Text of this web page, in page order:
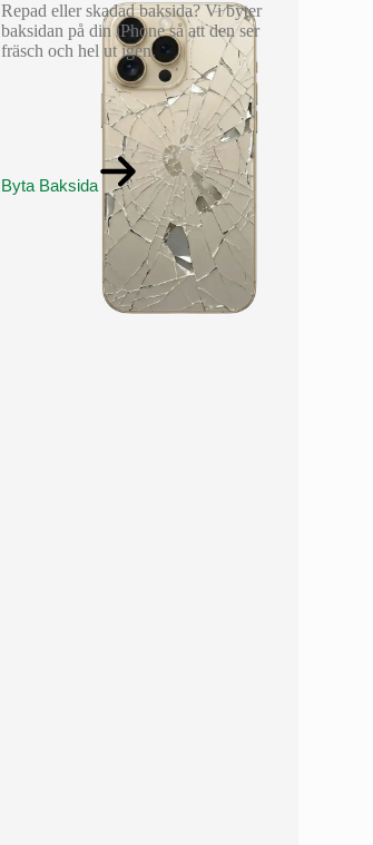
Repad eller skadad baksida? Vi byter
baksidan på din iPhone så att den ser
fräsch och hel ut igen.
Byta Baksida